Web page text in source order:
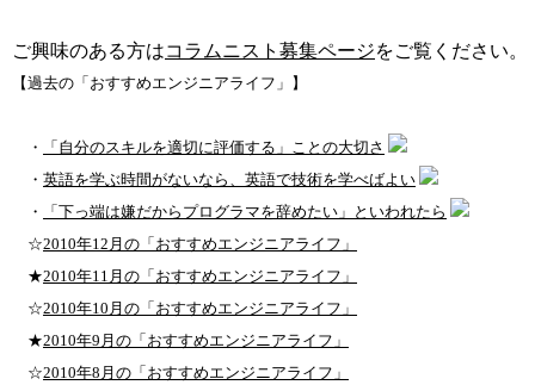
ご興味のある方はコラムニスト募集ページをご覧ください。
【過去の「おすすめエンジニアライフ」】
・
「自分のスキルを適切に評価する」ことの大切さ
・ 英語を学ぶ時間がないなら、英語で技術を学べばよい
・
「下っ端は嫌だからプログラマを辞めたい」といわれたら
☆2010年12月の「おすすめエンジニアライフ」
★2010年11月の「おすすめエンジニアライフ」
☆2010年10月の「おすすめエンジニアライフ」
★2010年9月の「おすすめエンジニアライフ」
☆2010年8月の「おすすめエンジニアライフ」